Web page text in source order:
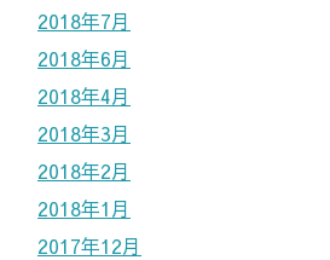
2018年7月
2018年6月
2018年4月
2018年3月
2018年2月
2018年1月
2017年12月